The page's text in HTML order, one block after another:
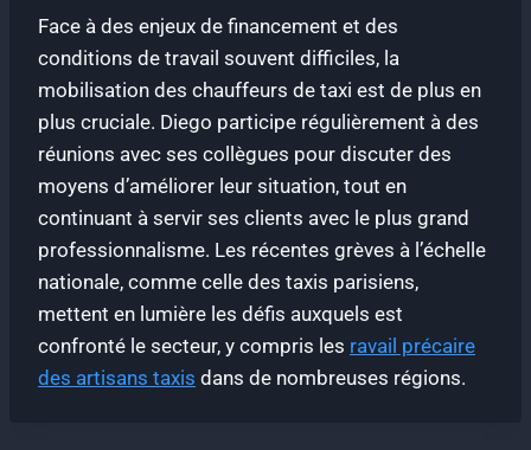
Face à des enjeux de financement et des
conditions de travail souvent difficiles, la
mobilisation des chauffeurs de taxi est de plus en
plus cruciale. Diego participe régulièrement à des
réunions avec ses collègues pour discuter des
moyens d’améliorer leur situation, tout en
continuant à servir ses clients avec le plus grand
professionnalisme. Les récentes grèves à l’échelle
nationale, comme celle des taxis parisiens,
mettent en lumière les défis auxquels est
confronté le secteur, y compris les ravail précaire
des artisans taxis dans de nombreuses régions.